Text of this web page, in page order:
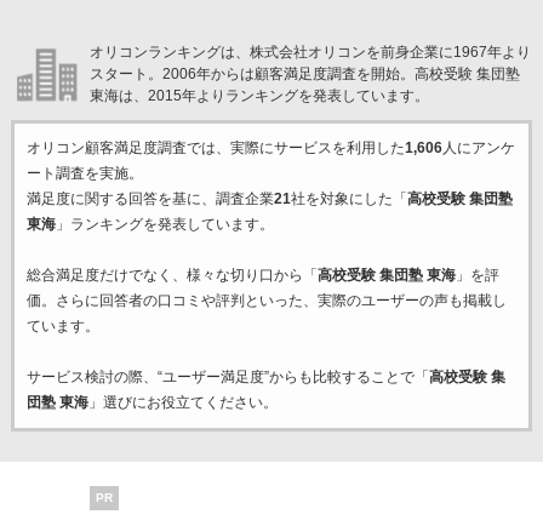
オリコンランキングは、株式会社オリコンを前身企業に1967年より
スタート。2006年からは顧客満足度調査を開始。高校受験 集団塾
東海は、2015年よりランキングを発表しています。
オリコン顧客満足度調査では、実際にサービスを利用した1,606人にアンケ
ート調査を実施。
満足度に関する回答を基に、調査企業21社を対象にした「 高校受験 集団塾
東海」ランキングを発表しています。
総合満足度だけでなく、様々な切り口から「 高校受験 集団塾 東海」を評
価。さらに回答者の口コミや評判といった、実際のユーザーの声も掲載し
ています。
サービス検討の際、“ユーザー満足度”からも比較することで「 高校受験 集
団塾 東海」選びにお役立てください。
PR